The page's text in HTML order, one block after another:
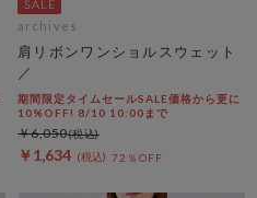
archives
肩リボンワンショルスウェット
／
期間限定タイムセールSALE価格から更に
10%OFF! 8/10 10:00まで
￥1,634 72％OFF
￥6,050